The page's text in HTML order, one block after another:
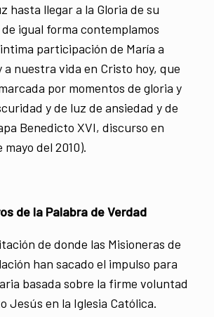
hasta llegar a la Gloria de su
igual forma contemplamos
participación de María a
a nuestra vida en Cristo hoy, que
por momentos de gloria y
y de luz de ansiedad y de
Benedicto XVI, discurso en
mayo del 2010).
de la Palabra de Verdad
de donde las Misioneras de
han sacado el impulso para
basada sobre la firme voluntad
Jesús en la Iglesia Católica.